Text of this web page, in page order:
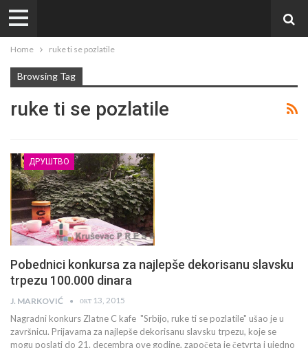
Home ruke ti se pozlatile
Browsing Tag
ruke ti se pozlatile
ДРУШТВО
Pobednici konkursa za najlepše dekorisanu slavsku
trpezu 100.000 dinara
J. MARKOVIĆ окт 13, 2015
Nagradni konkurs Zlatne C kafe "Srbijo, ruke ti se pozlatile" ušao je u
završnicu. Prijavama za najlepše dekorisanu slavsku trpezu, koje se
mogu poslati do 21. decembra ove godine, započeta je četvrta i ujedno